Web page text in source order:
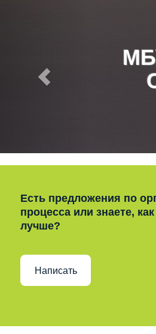
Есть предложения по
процесса или знаете,
лучше?
Написать